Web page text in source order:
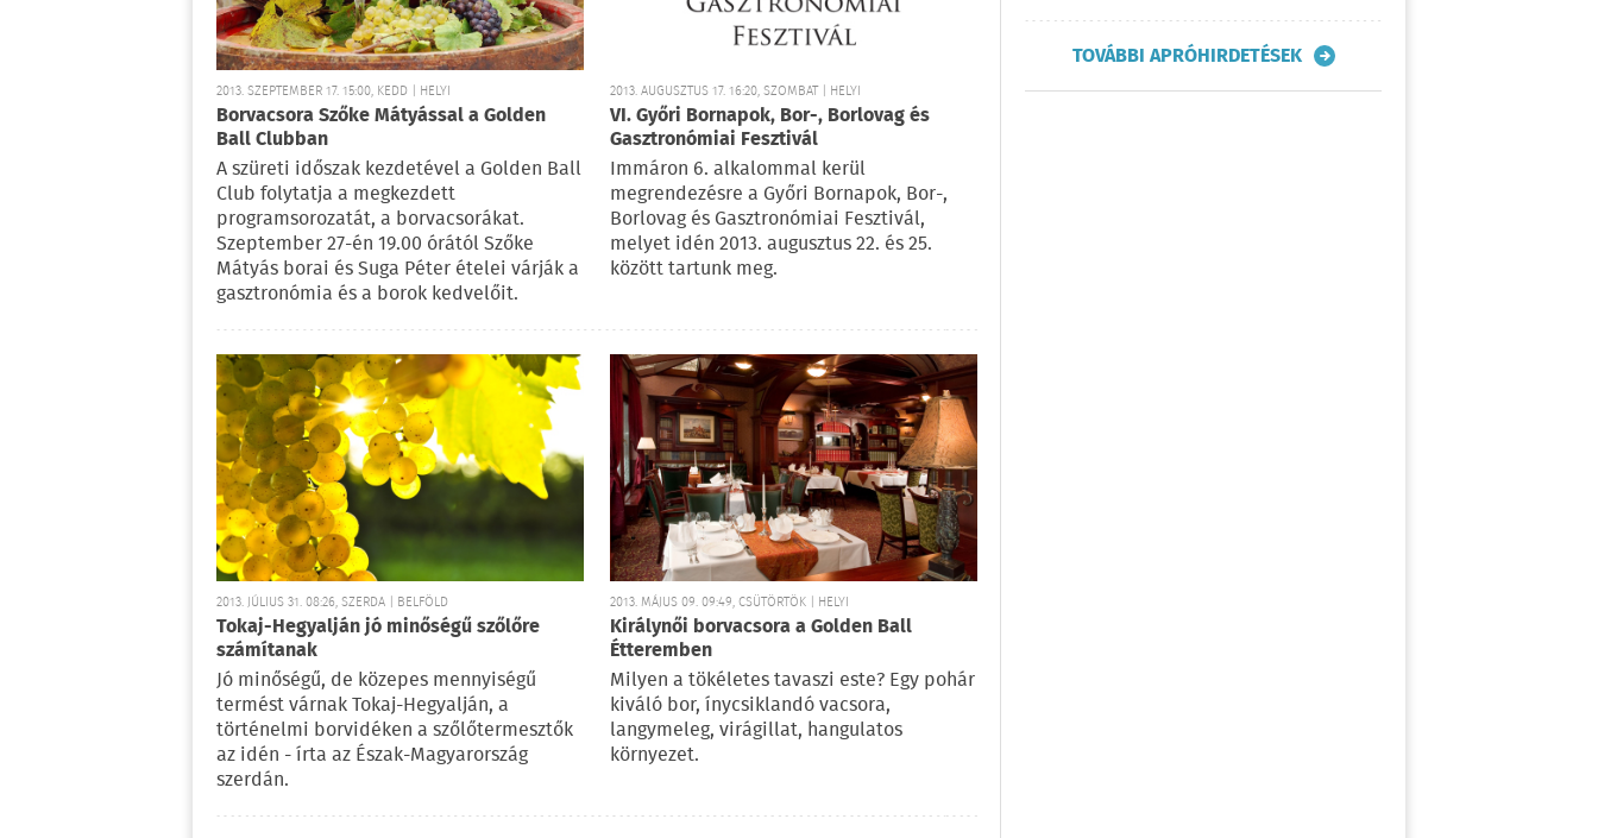
2013. SZEPTEMBER 17. 15:00, KEDD | HELYI
Borvacsora Szőke Mátyással a Golden
Ball Clubban
A szüreti időszak kezdetével a Golden Ball
Club folytatja a megkezdett
programsorozatát, a borvacsorákat.
Szeptember 27-én 19.00 órától Szőke
Mátyás borai és Suga Péter ételei várják a
gasztronómia és a borok kedvelőit.
2013. AUGUSZTUS 17. 16:20, SZOMBAT | HELYI
VI. Győri Bornapok, Bor-, Borlovag és
Gasztronómiai Fesztivál
Immáron 6. alkalommal kerül
megrendezésre a Győri Bornapok, Bor-,
Borlovag és Gasztronómiai Fesztivál,
melyet idén 2013. augusztus 22. és 25.
között tartunk meg.
2013. JÚLIUS 31. 08:26, SZERDA | BELFÖLD
Tokaj-Hegyalján jó minőségű szőlőre
számítanak
Jó minőségű, de közepes mennyiségű
termést várnak Tokaj-Hegyalján, a
történelmi borvidéken a szőlőtermesztők
az idén - írta az Észak-Magyarország
szerdán.
2013. MÁJUS 09. 09:49, CSÜTÖRTÖK | HELYI
Királynői borvacsora a Golden Ball
Étteremben
Milyen a tökéletes tavaszi este? Egy pohár
kiváló bor, ínycsiklandó vacsora,
langymeleg, virágillat, hangulatos
környezet.
TOVÁBBI APRÓHIRDETÉSEK